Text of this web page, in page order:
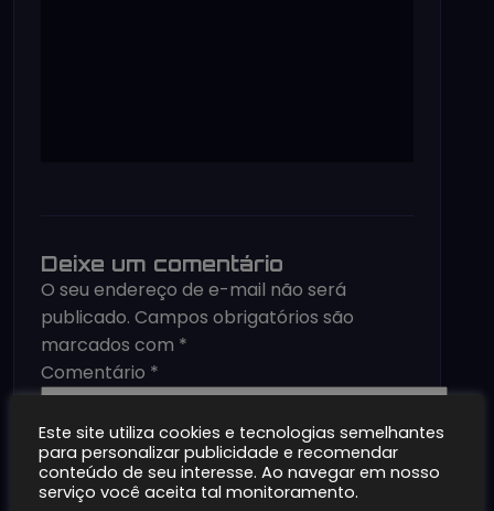
Deixe um comentário
O seu endereço de e-mail não será
publicado. Campos obrigatórios são
marcados com *
Comentário *
Este site utiliza cookies e tecnologias semelhantes
para personalizar publicidade e recomendar
conteúdo de seu interesse. Ao navegar em nosso
serviço você aceita tal monitoramento.